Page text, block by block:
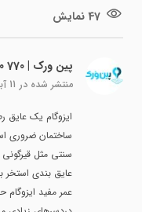
47 نمایش
پین ورک | Pinwork | 021-8 770 0 770
منتشر شده در 11 آبان 1399
ایزوگام یک عایق
ساختمان ضروری
سنتی مثل
عایق بندی استخر